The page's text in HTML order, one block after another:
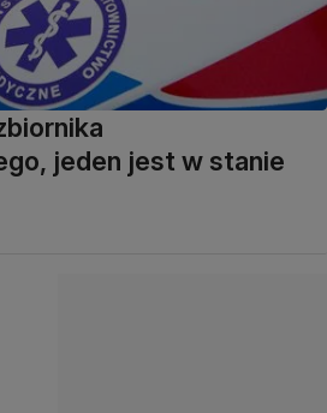
jeden jest w stanie